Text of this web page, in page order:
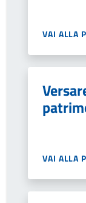
VAI ALLA
VAI ALLA